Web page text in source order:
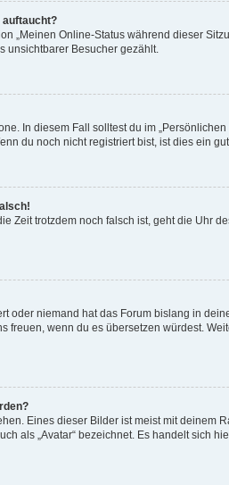
auftaucht?
„Meinen Online-Status während dieser
unsichtbarer Besucher gezählt.
In diesem Fall solltest du im
du noch nicht registriert bist, ist dies ein
Zeit trotzdem noch falsch ist, geht die Uhr
oder niemand hat das Forum bislang in
wenn du es übersetzen würdest.
Eines dieser Bilder ist meist mit deinem
als „Avatar“ bezeichnet. Es handelt sich